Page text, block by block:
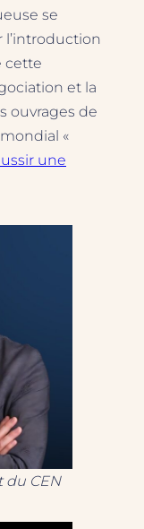
se
cette
et la
ouvrages de
«
une
du CEN